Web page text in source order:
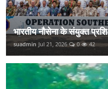
भारतीय नौसेना के संयुक्त
suadmin Jul 21, 2026 0 42